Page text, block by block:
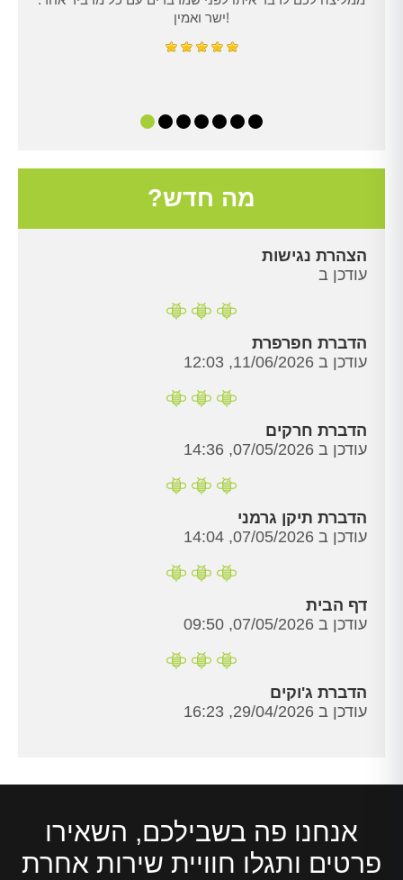
ישר ואמין!
מה חדש?
הצהרת נגישות
עודכן ב
הדברת חפרפרת
עודכן ב 11/06/2026, 12:03
הדברת חרקים
עודכן ב 07/05/2026, 14:36
הדברת תיקן גרמני
עודכן ב 07/05/2026, 14:04
דף הבית
עודכן ב 07/05/2026, 09:50
הדברת ג'וקים
עודכן ב 29/04/2026, 16:23
אנחנו פה בשבילכם, השאירו
פרטים ותגלו חוויית שירות אחרת